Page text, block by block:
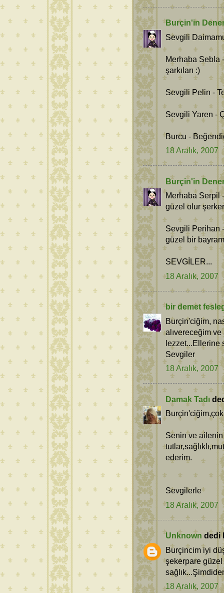
Burçin'in
Sevgili
Merhaba Sebla
şarkıları :)
Sevgili Pelin -
Sevgili Yaren -
Burcu -
18 Aralık, 2007
Burçin'in
Merhaba Serpil
güzel olur
Sevgili Perihan
güzel bir
SEVGİLER...
18 Aralık, 2007
bir demet
Burçin'ciğim,
alıvereceğim ve
lezzet...Ellerine
Sevgiler
18 Aralık, 2007
Damak Tadı
Senin ve ailenin
ederim.
Sevgilerle
18 Aralık, 2007
Unknown dedi
Burçincim iyi
şekerpare
18 Aralık, 2007